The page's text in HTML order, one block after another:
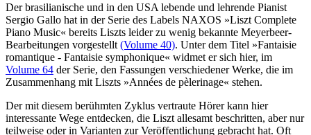
Der brasilianische und in den USA lebende und lehrende Pianist
Sergio Gallo hat in der Serie des Labels NAXOS »Liszt Complete
Piano Music« bereits Liszts leider zu wenig bekannte Meyerbeer-
Bearbeitungen vorgestellt (Volume 40). Unter dem Titel »Fantaisie
romantique - Fantaisie symphonique« widmet er sich hier, im
Volume 64 der Serie, den Fassungen verschiedener Werke, die im
Zusammenhang mit Liszts »Années de pèlerinage« stehen.
Der mit diesem berühmten Zyklus vertraute Hörer kann hier
interessante Wege entdecken, die Liszt allesamt beschritten, aber nur
teilweise oder in Varianten zur Veröffentlichung gebracht hat. Oft